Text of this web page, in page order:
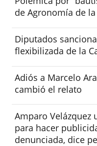
de Agronomía de la
Diputados
flexibilizada de la
Adiós a Marcelo
cambió el relato
Amparo Velázquez
para hacer
denunciada, dice